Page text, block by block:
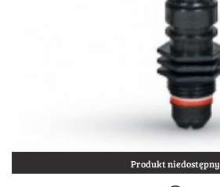
Produkt niedostępny